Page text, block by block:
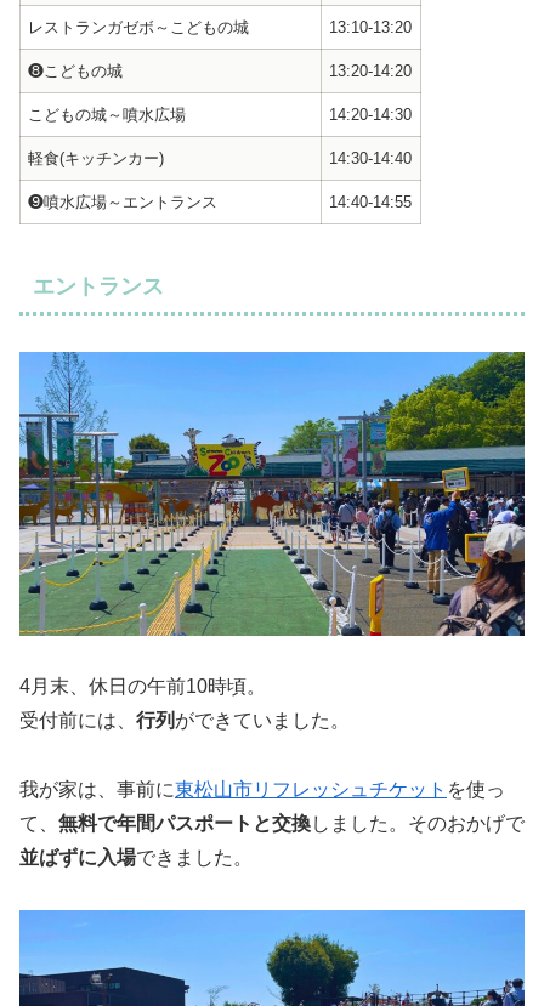
レストランガゼボ～こどもの城 13:10-13:20
❽こどもの城 13:20-14:20
こどもの城～噴水広場 14:20-14:30
軽食(キッチンカー) 14:30-14:40
❾噴水広場～エントランス 14:40-14:55
エントランス
4月末、休日の午前10時頃。
受付前には、 行列 ができていました。
我が家は、事前に東松山市リフレッシュチケット を使っ
て、 無料で年間パスポートと交換しました。そのおかげで
並ばずに入場できました。